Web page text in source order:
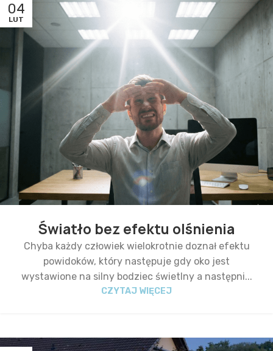
04
LUT
Światło bez efektu olśnienia
Chyba każdy człowiek wielokrotnie doznał efektu
powidoków, który następuje gdy oko jest
wystawione na silny bodziec świetlny a następni...
CZYTAJ WIĘCEJ